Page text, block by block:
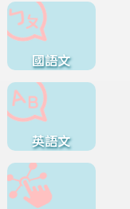
國語文
英語文